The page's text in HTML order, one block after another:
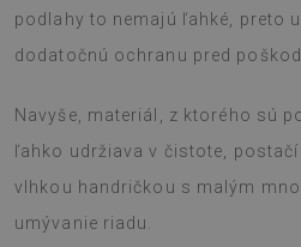
podlahy to nemajú ľahké, preto
dodatočnú ochranu pred
Navyše, materiál, z ktorého sú
ľahko udržiava v čistote,
vlhkou handričkou s malým
umývanie riadu.